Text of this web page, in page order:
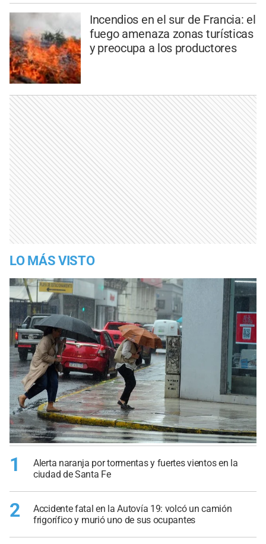
Incendios en el sur de Francia: el
fuego amenaza zonas turísticas
y preocupa a los productores
LO MÁS VISTO
1
Alerta naranja por tormentas y fuertes vientos en la
ciudad de Santa Fe
2
Accidente fatal en la Autovía 19: volcó un camión
frigorífico y murió uno de sus ocupantes